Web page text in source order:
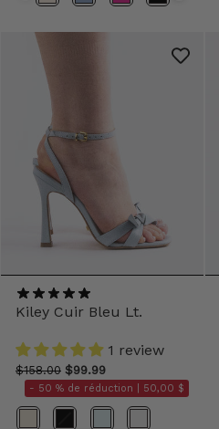
Kiley Cuir Bleu Lt.
1 review
$158.00 $99.99
- 50 % de réduction | 50,00 $
Couleur